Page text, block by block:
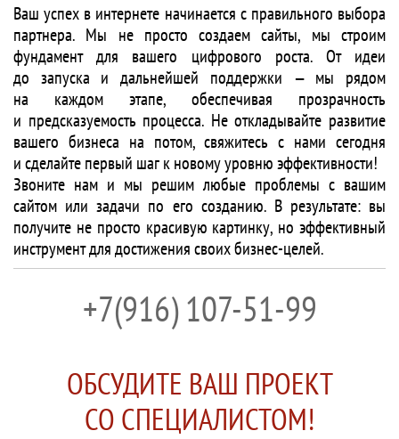
Ваш успех в интернете начинается с правильного выбора
партнера. Мы не просто создаем сайты, мы строим
фундамент для вашего цифрового роста. От идеи
до запуска и дальнейшей поддержки — мы рядом
на каждом этапе, обеспечивая прозрачность
и предсказуемость процесса. Не откладывайте развитие
вашего бизнеса на потом, свяжитесь с нами сегодня
и сделайте первый шаг к новому уровню эффективности!
Звоните нам и мы решим любые проблемы с вашим
сайтом или задачи по его созданию. В результате: вы
получите не просто красивую картинку, но эффективный
инструмент для достижения своих бизнес-целей.
+7(916) 107-51-99
ОБСУДИТЕ ВАШ ПРОЕКТ
СО СПЕЦИАЛИСТОМ!